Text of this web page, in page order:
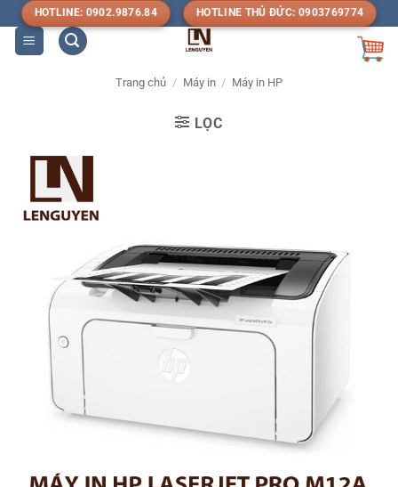
qua
nội
HOTLINE: 0902.9876.84 HOTLINE THỦ ĐỨC: 0903769774
Trang chủ / Máy in / Máy in HP
LỌC